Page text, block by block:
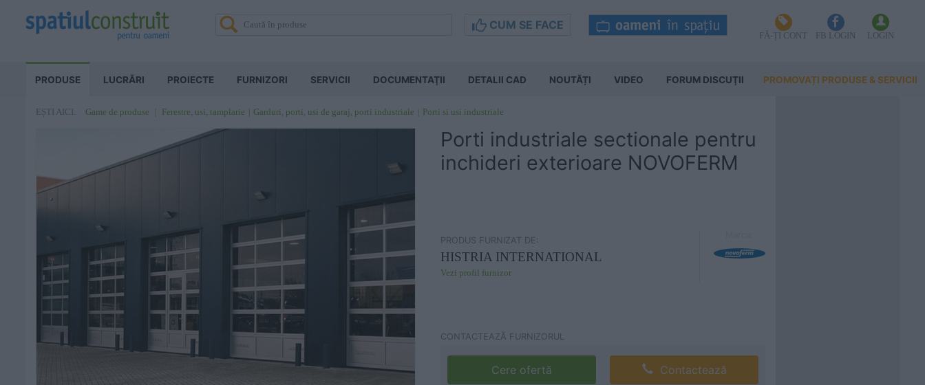
CUM SE FACE
FĂ-ȚI CONT FB LOGIN LOGIN
PRODUSE LUCRĂRI PROIECTE FURNIZORI SERVICII DOCUMENTAŢII DETALII CAD NOUTĂȚI VIDEO FORUM DISCUŢII PROMOVAȚI PRODUSE & SERVICII
EȘTI AICI: Game de produse Ferestre, usi, tamplarie Garduri, porti, usi de garaj, porti industriale Porti si usi industriale
Porti industriale sectionale pentru
inchideri exterioare NOVOFERM
PRODUS FURNIZAT DE:
HISTRIA INTERNATIONAL
Vezi profil furnizor
CONTACTEAZĂ FURNIZORUL
Cere ofertă Contactează